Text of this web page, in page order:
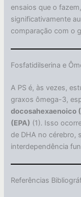
ensaios que o
significativamente
comparação com o
Fosfatidilserina e
A PS é, às vezes,
graxos ômega-3,
docosahexaenoico
(EPA) (1). Isso
de DHA no cérebro,
interdependência
Referências